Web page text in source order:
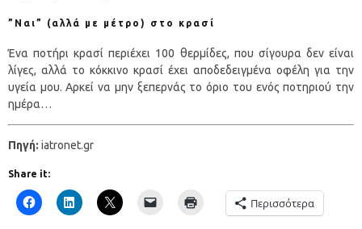
”Ναι” (αλλά με μέτρο) στο κρασί
Ένα ποτήρι κρασί περιέχει 100 θερμίδες, που σίγουρα δεν είναι
λίγες, αλλά το κόκκινο κρασί έχει αποδεδειγμένα οφέλη για την
υγεία μου. Αρκεί να μην ξεπερνάς το όριο του ενός ποτηριού την
ημέρα…
Πηγή: iatronet.gr
Share it:
Περισσότερα